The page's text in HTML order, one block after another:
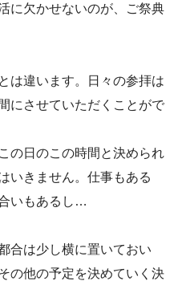
に欠かせないのが、ご祭典
は違います。日々の参拝は
にさせていただくことがで
の日のこの時間と決められ
いきません。仕事もある
いもあるし…
合は少し横に置いておい
の他の予定を決めていく決